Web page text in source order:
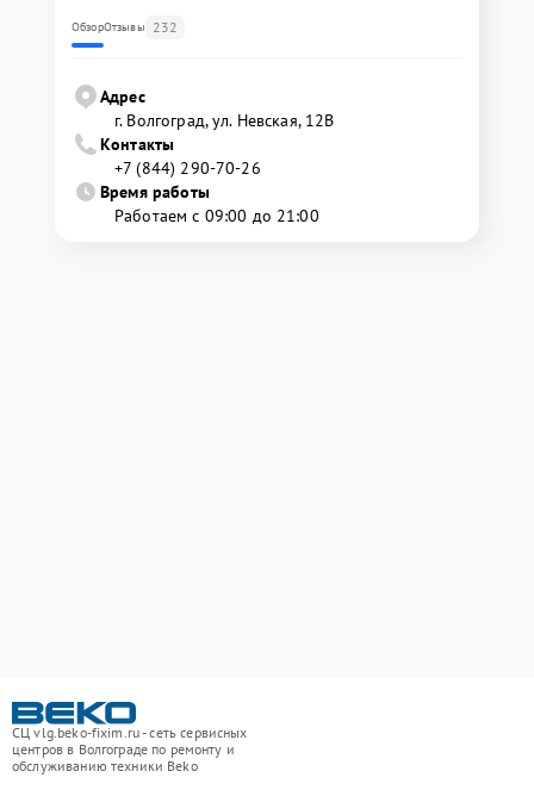
ОбзорОтзывы 232
Адрес
г. Волгоград, ул. Невская, 12В
Контакты
+7 (844) 290-70-26
Время работы
Работаем с 09:00 до 21:00
СЦ vlg.beko-fixim.ru - сеть сервисных
центров в Волгограде по ремонту и
обслуживанию техники Beko